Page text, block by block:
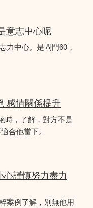
意志中心呢
力中心。是閘門60，
感情關係提升
時，了解，對方不是
合他當下。
心謹慎努力盡力
案例了解，別無他用